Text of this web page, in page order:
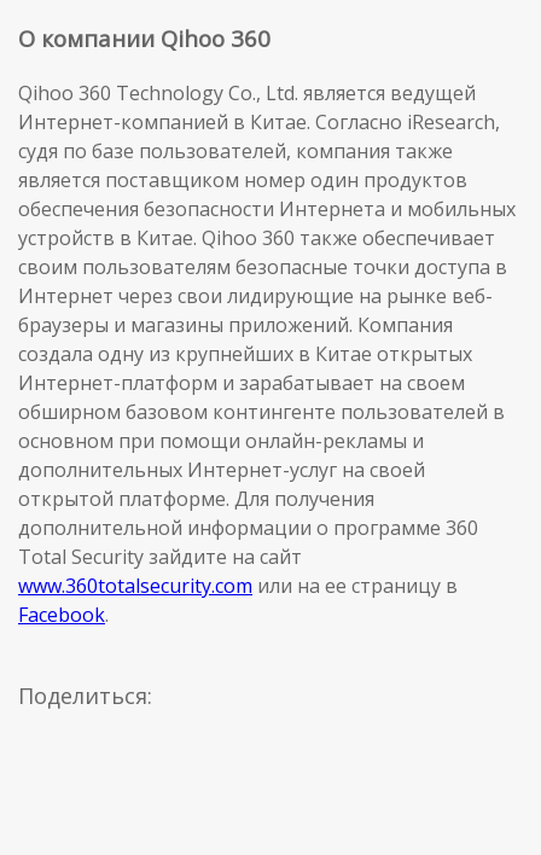
О компании Qihoo 360
Qihoo 360 Technology Co., Ltd. является ведущей
Интернет-компанией в Китае. Согласно iResearch,
судя по базе пользователей, компания также
является поставщиком номер один продуктов
обеспечения безопасности Интернета и мобильных
устройств в Китае. Qihoo 360 также обеспечивает
своим пользователям безопасные точки доступа в
Интернет через свои лидирующие на рынке веб-
браузеры и магазины приложений. Компания
создала одну из крупнейших в Китае открытых
Интернет-платформ и зарабатывает на своем
обширном базовом контингенте пользователей в
основном при помощи онлайн-рекламы и
дополнительных Интернет-услуг на своей
открытой платформе. Для получения
дополнительной информации о программе 360
Total Security зайдите на сайт
www.360totalsecurity.com или на ее страницу в
Facebook.
Поделиться: